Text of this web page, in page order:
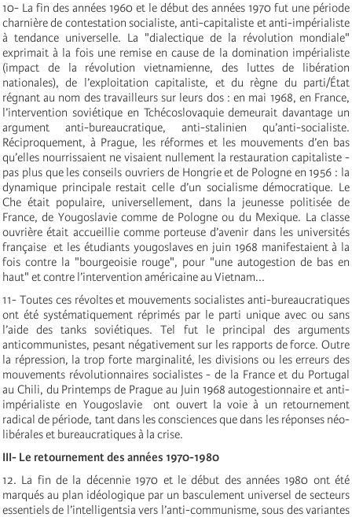
10- La fin des années 1960 et le début des années 1970 fut une période
charnière de contestation socialiste, anti-capitaliste et anti-impérialiste
à tendance universelle. La "dialectique de la révolution mondiale"
exprimait à la fois une remise en cause de la domination impérialiste
(impact de la révolution vietnamienne, des luttes de libération
nationales), de l’exploitation capitaliste, et du règne du parti/État
régnant au nom des travailleurs sur leurs dos : en mai 1968, en France,
l’intervention soviétique en Tchécoslovaquie demeurait davantage un
argument anti-bureaucratique, anti-stalinien qu’anti-socialiste.
Réciproquement, à Prague, les réformes et les mouvements d’en bas
qu’elles nourrissaient ne visaient nullement la restauration capitaliste ­
pas plus que les conseils ouvriers de Hongrie et de Pologne en 1956 : la
dynamique principale restait celle d’un socialisme démocratique. Le
Che était populaire, universellement, dans la jeunesse politisée de
France, de Yougoslavie comme de Pologne ou du Mexique. La classe
ouvrière était accueillie comme porteuse d’avenir dans les universités
française ­ et les étudiants yougoslaves en juin 1968 manifestaient à la
fois contre la "bourgeoisie rouge", pour "une autogestion de bas en
haut" et contre l’intervention américaine au Vietnam...
11- Toutes ces révoltes et mouvements socialistes anti-bureaucratiques
ont été systématiquement réprimés par le parti unique avec ou sans
l’aide des tanks soviétiques. Tel fut le principal des arguments
anticommunistes, pesant négativement sur les rapports de force. Outre
la répression, la trop forte marginalité, les divisions ou les erreurs des
mouvements révolutionnaires socialistes - de la France et du Portugal
au Chili, du Printemps de Prague au Juin 1968 autogestionnaire et anti-
impérialiste en Yougoslavie ­ ont ouvert la voie à un retournement
radical de période, tant dans les consciences que dans les réponses néo-
libérales et bureaucratiques à la crise.
III- Le retournement des années 1970-1980
12. La fin de la décennie 1970 et le début des années 1980 ont été
marqués au plan idéologique par un basculement universel de secteurs
essentiels de l’intelligentsia vers l’anti-communisme, sous des variantes